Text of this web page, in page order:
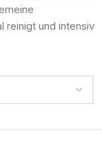
reinigt und intensiv